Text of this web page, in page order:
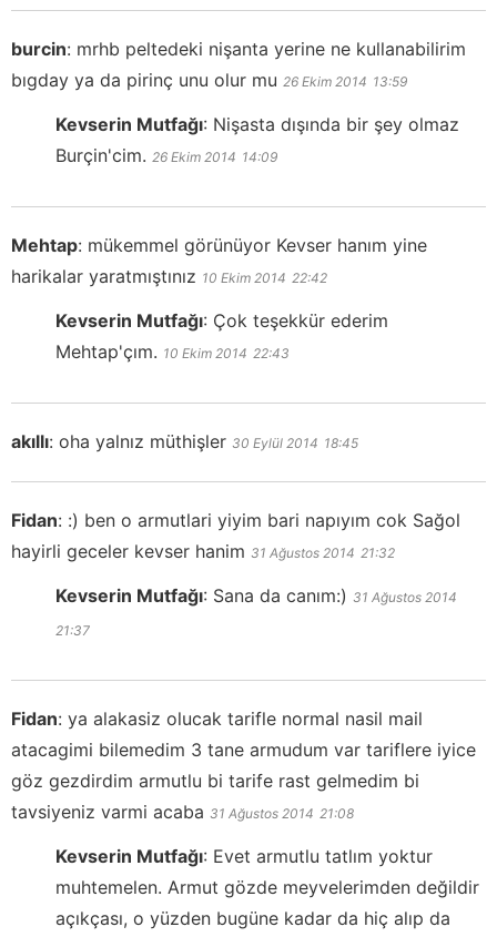
burcin: mrhb peltedeki nişanta yerine ne kullanabilirim
bıgday ya da pirinç unu olur mu 26 Ekim 2014 13:59
Kevserin Mutfağı: Nişasta dışında bir şey olmaz
Burçin'cim. 26 Ekim 2014 14:09
Mehtap: mükemmel görünüyor Kevser hanım yine
harikalar yaratmıştınız 10 Ekim 2014 22:42
Kevserin Mutfağı: Çok teşekkür ederim
Mehtap'çım. 10 Ekim 2014 22:43
akıllı: oha yalnız müthişler 30 Eylül 2014 18:45
Fidan: :) ben o armutlari yiyim bari napıyım cok Sağol
hayirli geceler kevser hanim 31 Ağustos 2014 21:32
Kevserin Mutfağı: Sana da canım:) 31 Ağustos 2014
21:37
Fidan: ya alakasiz olucak tarifle normal nasil mail
atacagimi bilemedim 3 tane armudum var tariflere iyice
göz gezdirdim armutlu bi tarife rast gelmedim bi
tavsiyeniz varmi acaba 31 Ağustos 2014 21:08
Kevserin Mutfağı: Evet armutlu tatlım yoktur
muhtemelen. Armut gözde meyvelerimden değildir
açıkçası, o yüzden bugüne kadar da hiç alıp da